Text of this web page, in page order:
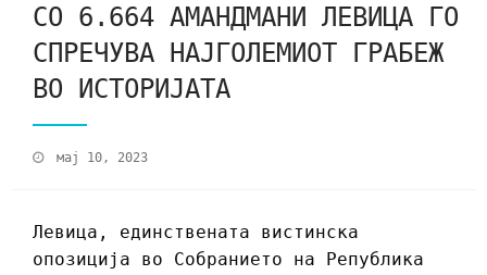
СО 6.664 АМАНДМАНИ ЛЕВИЦА ГО
СПРЕЧУВА НАЈГОЛЕМИОТ ГРАБЕЖ
ВО ИСТОРИЈАТА
мај 10, 2023
Левица, единствената вистинска
опозиција во Собранието на Република